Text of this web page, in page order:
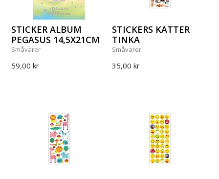
STICKER ALBUM
PEGASUS 14,5X21CM
Småvarer
59,00 kr
STICKERS KATTER
TINKA
Småvarer
35,00 kr